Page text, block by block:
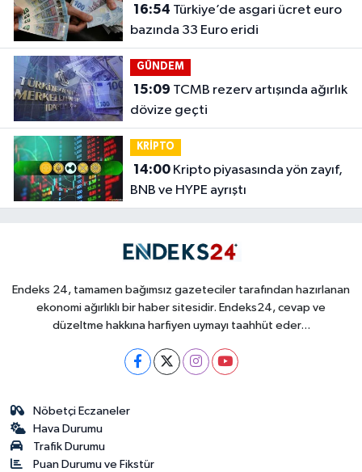
16:54
bazında 33 Euro eridi
GÜNDEM
15:09
dövize geçti
KRİPTO
14:00Kripto piyasasında yön zayıf,
BNB ve HYPE ayrıştı
Endeks 24, tamamen bağımsız gazeteciler tarafından hazırlanan
ekonomi ağırlıklı bir haber sitesidir. Endeks24, cevap ve
düzeltme hakkına harfiyen uymayı taahhüt eder...
Nöbetçi Eczaneler
Hava Durumu
Trafik Durumu
Puan Durumu ve Fikstür